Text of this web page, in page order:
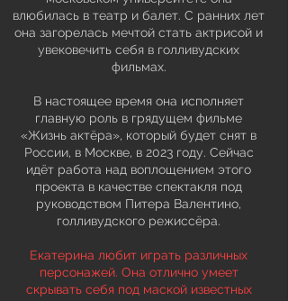
влюбилась в театр и балет. С ранних лет
она загорелась мечтой стать актрисой и
увековечить себя в голливудских
фильмах.
В настоящее время она исполняет
главную роль в грядущем фильме
«Жизнь актёра», который будет снят в
России, в Москве, в 2023 году. Сейчас
идёт работа над воплощением этого
проекта в качестве спектакля под
руководством Питера Валентино,
голливудского режиссёра.
Екатерина любит играть различных
персонажей. Она отлично умеет
скрывать себя под маской известных